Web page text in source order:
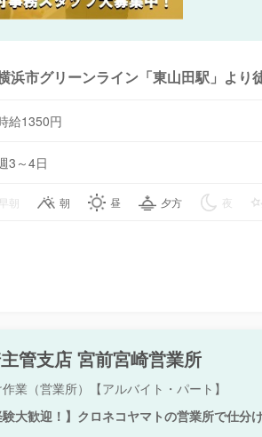
浜市グリーンライン「東山田駅」より
給1350円
3～4日
朝 朝 昼 夕方 夜
管支店 宮前宮崎営業所
業（営業所）【アルバイト・パート】
大歓迎！】クロネコヤマトの営業所で仕分